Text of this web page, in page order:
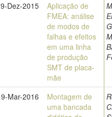
9-Dez-2015
Aplicação de
FMEA: análise
de modos de
falhas e efeitos
em uma linha
de produção
SMT de placa-
mãe
9-Mar-2016
Montagem de
uma bancada